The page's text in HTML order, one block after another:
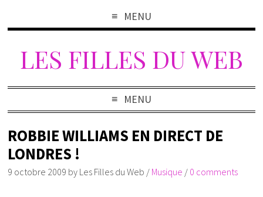
MENU
LES FILLES DU WEB
MENU
ROBBIE WILLIAMS EN DIRECT DE
LONDRES !
9 octobre 2009 by Les Filles du Web / Musique / 0 comments